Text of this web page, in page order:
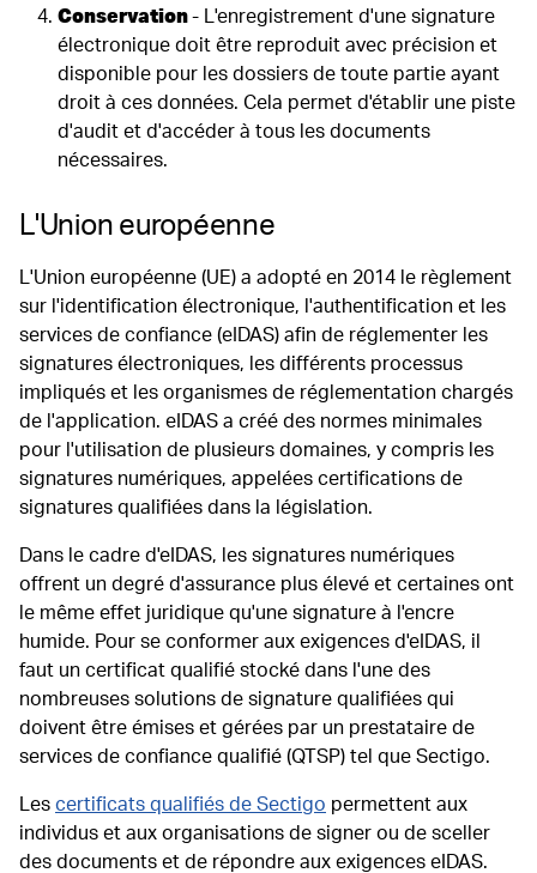
Conservation- L'enregistrement d'une signature
électronique doit être reproduit avec précision et
disponible pour les dossiers de toute partie ayant
droit à ces données. Cela permet d'établir une piste
d'audit et d'accéder à tous les documents
nécessaires.
L'Union européenne
L'Union européenne (UE) a adopté en 2014 le règlement
sur l'identification électronique, l'authentification et les
services de confiance (eIDAS) afin de réglementer les
signatures électroniques, les différents processus
impliqués et les organismes de réglementation chargés
de l'application. eIDAS a créé des normes minimales
pour l'utilisation de plusieurs domaines, y compris les
signatures numériques, appelées certifications de
signatures qualifiées dans la législation.
Dans le cadre d'eIDAS, les signatures numériques
offrent un degré d'assurance plus élevé et certaines ont
le même effet juridique qu'une signature à l'encre
humide. Pour se conformer aux exigences d'eIDAS, il
faut un certificat qualifié stocké dans l'une des
nombreuses solutions de signature qualifiées qui
doivent être émises et gérées par un prestataire de
services de confiance qualifié (QTSP) tel que Sectigo.
Les certificats qualifiés de Sectigo permettent aux
individus et aux organisations de signer ou de sceller
des documents et de répondre aux exigences eIDAS.